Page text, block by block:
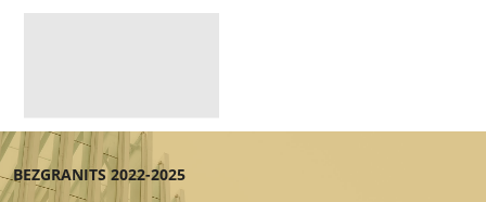
BEZGRANITS 2022-2025